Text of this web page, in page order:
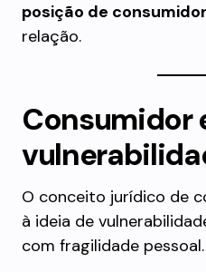
posição de consumidor
relação.
Consumidor
O conceito jurídico de
à ideia de
com fragilidade pessoal.